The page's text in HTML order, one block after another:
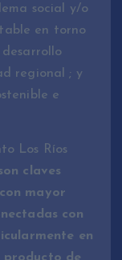
social y/o
en torno
regional ; y
e
Los Ríos
claves
mayor
con
en